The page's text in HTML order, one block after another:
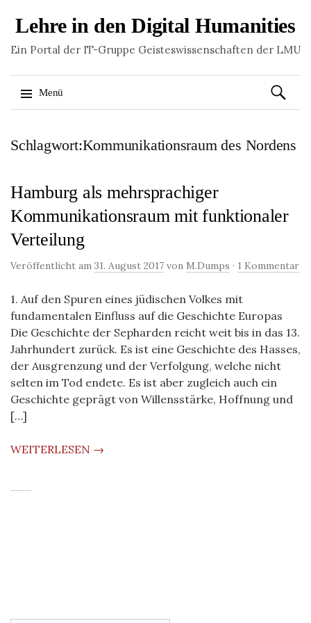
Lehre in den Digital Humanities
Ein Portal der IT-Gruppe Geisteswissenschaften der LMU
Menü
zum
Suchen
nach:
Schlagwort:Kommunikationsraum des Nordens
Hamburg als mehrsprachiger
Kommunikationsraum mit funktionaler
Verteilung
Veröffentlicht am 31. August 2017 von M.Dumps · 1 Kommentar
1. Auf den Spuren eines jüdischen Volkes mit
fundamentalen Einfluss auf die Geschichte Europas
Die Geschichte der Sepharden reicht weit bis in das 13.
Jahrhundert zurück. Es ist eine Geschichte des Hasses,
der Ausgrenzung und der Verfolgung, welche nicht
selten im Tod endete. Es ist aber zugleich auch ein
Geschichte geprägt von Willensstärke, Hoffnung und
[…]
WEITERLESEN →